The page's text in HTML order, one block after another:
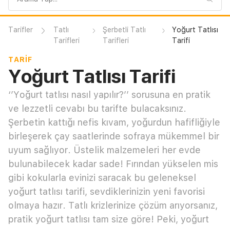
sorgusu
Tarifler
Tatlı
Tarifleri
Şerbetli Tatlı
Tarifleri
Yoğurt Tatlısı
Tarifi
TARIF
Yoğurt Tatlısı Tarifi
‘’Yoğurt tatlısı nasıl yapılır?’’ sorusuna en pratik
ve lezzetli cevabı bu tarifte bulacaksınız.
Şerbetin kattığı nefis kıvam, yoğurdun hafifliğiyle
birleşerek çay saatlerinde sofraya mükemmel bir
uyum sağlıyor. Üstelik malzemeleri her evde
bulunabilecek kadar sade! Fırından yükselen mis
gibi kokularla evinizi saracak bu geleneksel
yoğurt tatlısı tarifi, sevdiklerinizin yeni favorisi
olmaya hazır. Tatlı krizlerinize çözüm arıyorsanız,
pratik yoğurt tatlısı tam size göre! Peki, yoğurt